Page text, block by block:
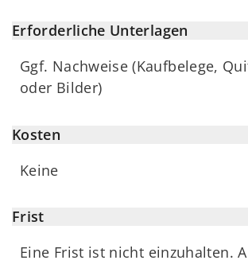
Erforderliche Unterlagen
Ggf. Nachweise (Kaufbelege,
oder Bilder)
Kosten
Keine
Frist
Eine Frist ist nicht einzuhalten.